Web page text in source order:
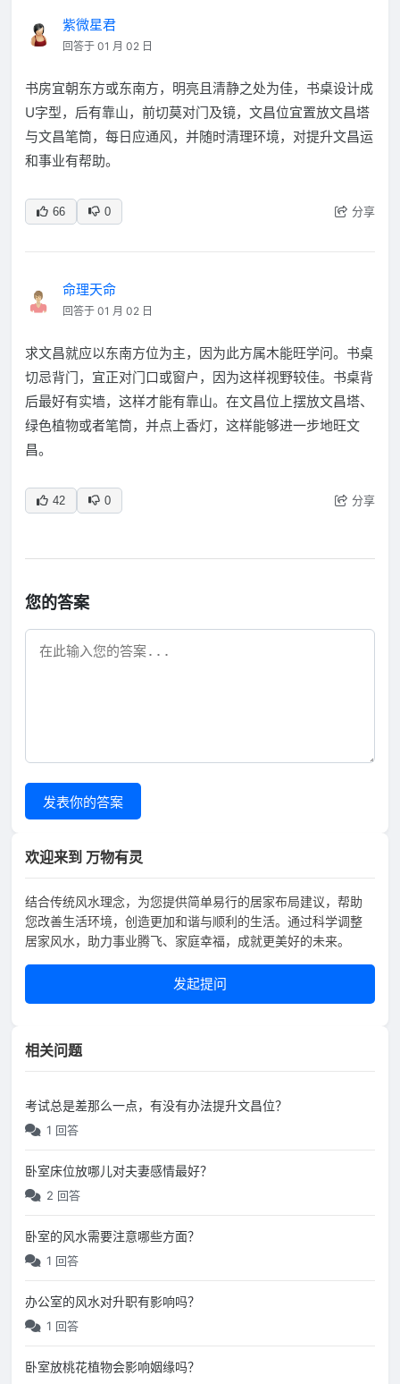
紫微星君
回答于 01 月 02 日
书房宜朝东方或东南方，明亮且清静之处为佳，书桌设计成
U字型，后有靠山，前切莫对门及镜，文昌位宜置放文昌塔
与文昌笔筒，每日应通风，并随时清理环境，对提升文昌运
和事业有帮助。
66 0 分享
命理天命
回答于 01 月 02 日
求文昌就应以东南方位为主，因为此方属木能旺学问。书桌
切忌背门，宜正对门口或窗户，因为这样视野较佳。书桌背
后最好有实墙，这样才能有靠山。在文昌位上摆放文昌塔、
绿色植物或者笔筒，并点上香灯，这样能够进一步地旺文
昌。
42 0 分享
您的答案
发表你的答案
欢迎来到 万物有灵
结合传统风水理念，为您提供简单易行的居家布局建议，帮助
您改善生活环境，创造更加和谐与顺利的生活。通过科学调整
居家风水，助力事业腾飞、家庭幸福，成就更美好的未来。
发起提问
相关问题
考试总是差那么一点，有没有办法提升文昌位？
1 回答
卧室床位放哪儿对夫妻感情最好？
2 回答
卧室的风水需要注意哪些方面？
1 回答
办公室的风水对升职有影响吗？
1 回答
卧室放桃花植物会影响姻缘吗？